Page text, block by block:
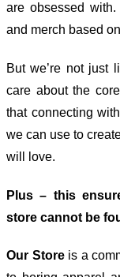
are obsessed with.
and merch based
But we’re not just
care about the
that connecting
we can use to
will love.
Plus – this
store cannot be
Our Storeis a